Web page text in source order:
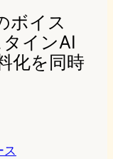
ボイス
インAI
化を同時
ス